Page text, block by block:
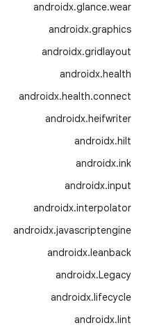
androidx.glance.wear
androidx.graphics
androidx.gridlayout
androidx.health
androidx.health.connect
androidx.heifwriter
androidx.hilt
androidx.ink
androidx.input
androidx.interpolator
androidx.javascriptengine
androidx.leanback
androidx.Legacy
androidx.lifecycle
androidx.lint